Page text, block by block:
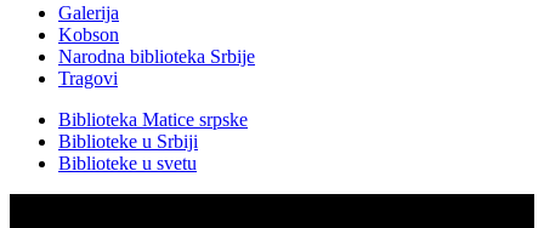
Galerija
Kobson
Narodna biblioteka Srbije
Tragovi
Biblioteka Matice srpske
Biblioteke u Srbiji
Biblioteke u svetu